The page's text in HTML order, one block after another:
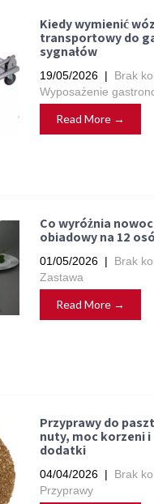
Kiedy wymienić
transportowy do
sygnałów
19/05/2026 | Brak
Wyposażenie
Read More →
Co wyróżnia
obiadowy na 12
01/05/2026 | Brak
Zastawa
Read More →
Przyprawy do
nuty, moc korzeni
dodatki
04/04/2026 | Brak
Przyprawy